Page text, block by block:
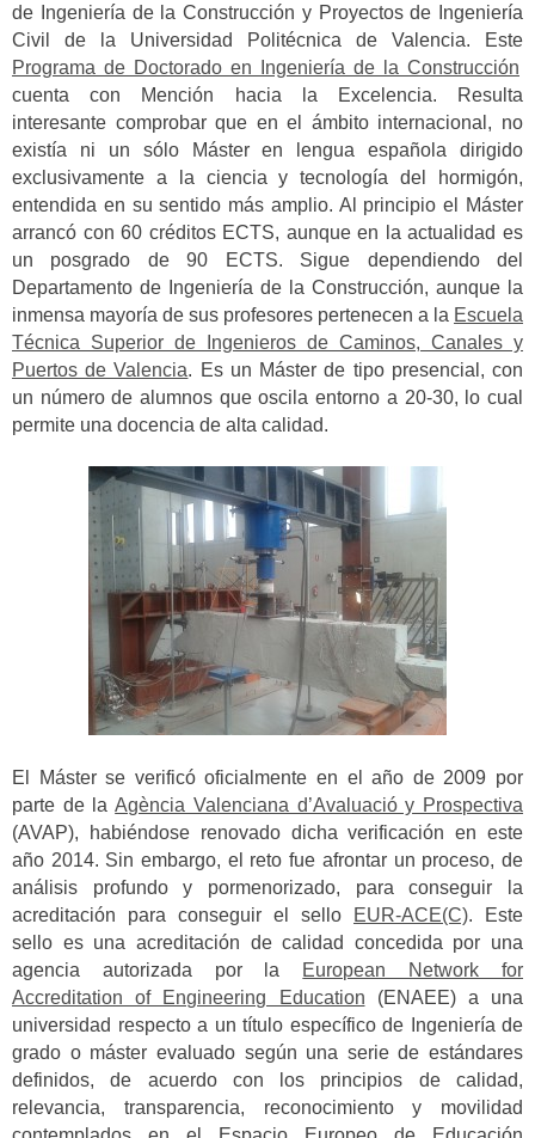
de Ingeniería de la Construcción y Proyectos de Ingeniería
Civil de la Universidad Politécnica de Valencia. Este
Programa de Doctorado en Ingeniería de la Construcción
cuenta con Mención hacia la Excelencia. Resulta
interesante comprobar que en el ámbito internacional, no
existía ni un sólo Máster en lengua española dirigido
exclusivamente a la ciencia y tecnología del hormigón,
entendida en su sentido más amplio. Al principio el Máster
arrancó con 60 créditos ECTS, aunque en la actualidad es
un posgrado de 90 ECTS. Sigue dependiendo del
Departamento de Ingeniería de la Construcción, aunque la
inmensa mayoría de sus profesores pertenecen a la Escuela
Técnica Superior de Ingenieros de Caminos, Canales y
Puertos de Valencia. Es un Máster de tipo presencial, con
un número de alumnos que oscila entorno a 20-30, lo cual
permite una docencia de alta calidad.
El Máster se verificó oficialmente en el año de 2009 por
parte de laAgència Valenciana d’Avaluació y Prospectiva
(AVAP), habiéndose renovado dicha verificación en este
año 2014. Sin embargo, el reto fue afrontar un proceso, de
análisis profundo y pormenorizado, para conseguir la
acreditación para conseguir el sello
EUR-ACE(C). Este
sello es una acreditación de calidad concedida por una
agencia autorizada por la European Network for
Accreditation of Engineering Education (ENAEE) a una
universidad respecto a un título específico de Ingeniería de
grado o máster evaluado según una serie de estándares
definidos, de acuerdo con los principios de calidad,
relevancia, transparencia, reconocimiento y movilidad